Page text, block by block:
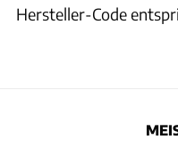
Hersteller-Code